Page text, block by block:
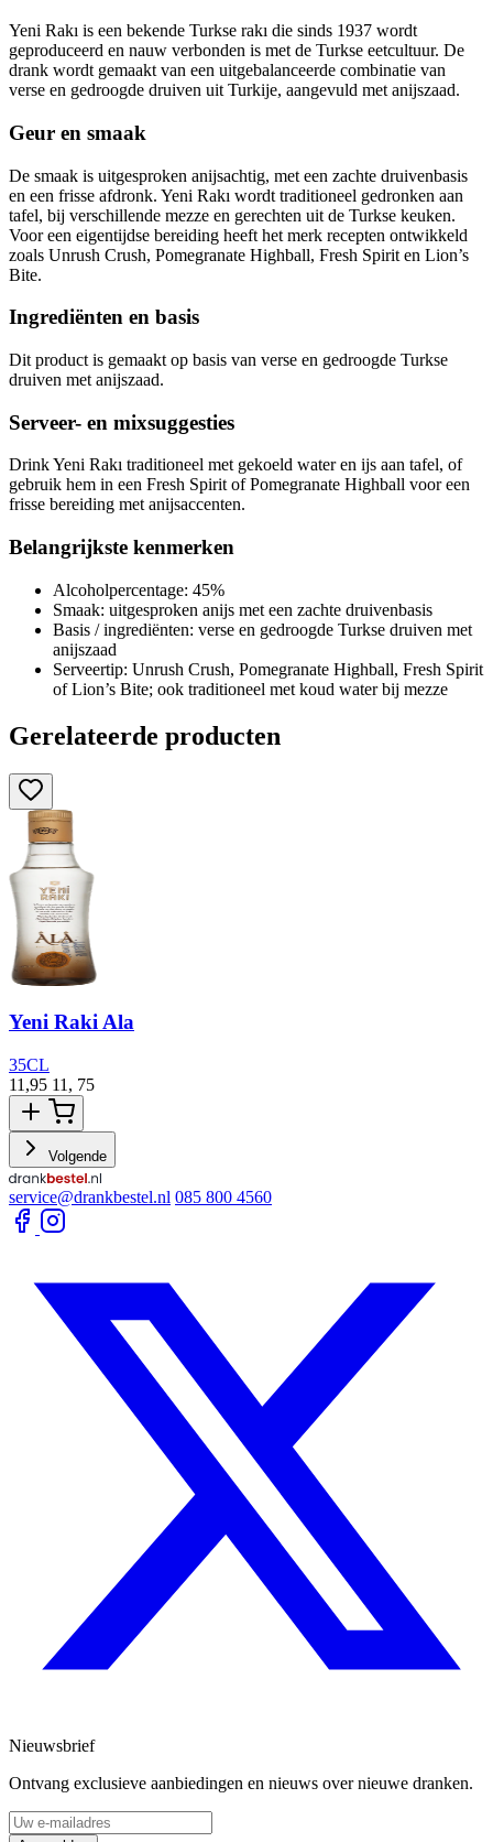
Yeni Rakı is een bekende Turkse rakı die sinds 1937 wordt
geproduceerd en nauw verbonden is met de Turkse eetcultuur. De
drank wordt gemaakt van een uitgebalanceerde combinatie van
verse en gedroogde druiven uit Turkije, aangevuld met anijszaad.
Geur en smaak
De smaak is uitgesproken anijsachtig, met een zachte druivenbasis
en een frisse afdronk. Yeni Rakı wordt traditioneel gedronken aan
tafel, bij verschillende mezze en gerechten uit de Turkse keuken.
Voor een eigentijdse bereiding heeft het merk recepten ontwikkeld
zoals Unrush Crush, Pomegranate Highball, Fresh Spirit en Lion’s
Bite.
Ingrediënten en basis
Dit product is gemaakt op basis van verse en gedroogde Turkse
druiven met anijszaad.
Serveer- en mixsuggesties
Drink Yeni Rakı traditioneel met gekoeld water en ijs aan tafel, of
gebruik hem in een Fresh Spirit of Pomegranate Highball voor een
frisse bereiding met anijsaccenten.
Belangrijkste kenmerken
Alcoholpercentage: 45%
Smaak: uitgesproken anijs met een zachte druivenbasis
Basis / ingrediënten: verse en gedroogde Turkse druiven met
anijszaad
Serveertip: Unrush Crush, Pomegranate Highball, Fresh Spirit
of Lion’s Bite; ook traditioneel met koud water bij mezze
Gerelateerde producten
Yeni Raki Ala
35CL
11,95 11, 75
Volgende
service@drankbestel.nl 085 800 4560
Nieuwsbrief
Ontvang exclusieve aanbiedingen en nieuws over nieuwe dranken.